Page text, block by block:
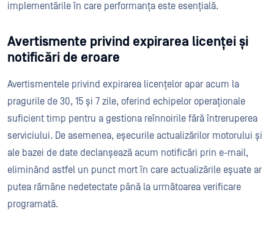
implementările în care performanța este esențială.
Avertismente privind expirarea licenței și
notificări de eroare
Avertismentele privind expirarea licențelor apar acum la
pragurile de 30, 15 și 7 zile, oferind echipelor operaționale
suficient timp pentru a gestiona reînnoirile fără întreruperea
serviciului. De asemenea, eșecurile actualizărilor motorului și
ale bazei de date declanșează acum notificări prin e-mail,
eliminând astfel un punct mort în care actualizările eșuate ar
putea rămâne nedetectate până la următoarea verificare
programată.